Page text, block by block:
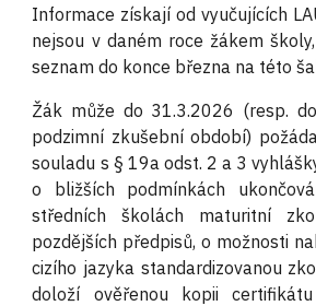
Informace získají od vyučujících
nejsou v daném roce žákem
seznam do konce března na této
Žák může do 31.3.2026 (resp.
podzimní zkušební období)
souladu s § 19a odst. 2 a 3
o bližších podmínkách
středních školách maturitní
pozdějších předpisů, o možnosti
cizího jazyka standardizovanou
doloží ověřenou kopii certifikátu